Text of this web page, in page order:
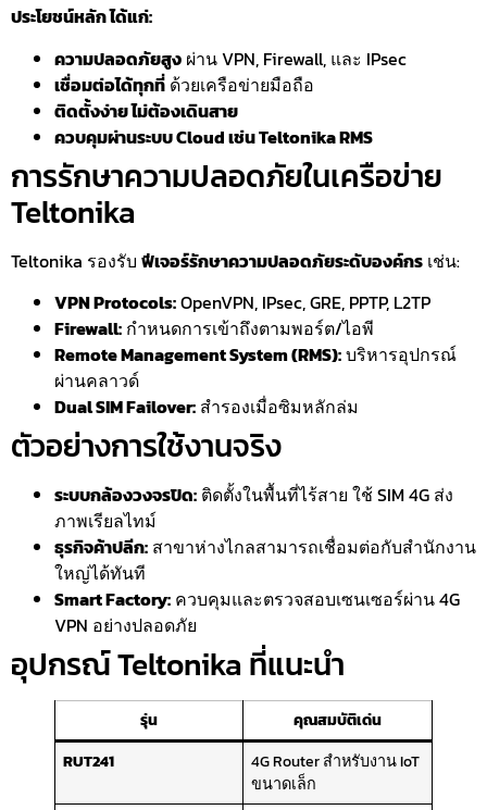
ประโยชน์หลัก ได้แก่:
ความปลอดภัยสูง ผ่าน VPN, Firewall, และ IPsec
เชื่อมต่อได้ทุกที่ ด้วยเครือข่ายมือถือ
ติดตั้งง่าย ไม่ต้องเดินสาย
ควบคุมผ่านระบบ Cloud เช่น Teltonika RMS
การรักษาความปลอดภัยในเครือข่าย
Teltonika
Teltonika รองรับ ฟีเจอร์รักษาความปลอดภัยระดับองค์กร เช่น:
VPN Protocols:OpenVPN, IPsec, GRE, PPTP, L2TP
Firewall: กำหนดการเข้าถึงตามพอร์ต/ไอพี
Remote Management System (RMS):บริหารอุปกรณ์
ผ่านคลาวด์
Dual SIM Failover: สำรองเมื่อซิมหลักล่ม
ตัวอย่างการใช้งานจริง
ระบบกล้องวงจรปิด: ติดตั้งในพื้นที่ไร้สาย ใช้ SIM 4G ส่ง
ภาพเรียลไทม์
ธุรกิจค้าปลีก: สาขาห่างไกลสามารถเชื่อมต่อกับสำนักงาน
ใหญ่ได้ทันที
Smart Factory: ควบคุมและตรวจสอบเซนเซอร์ผ่าน 4G
VPN อย่างปลอดภัย
อุปกรณ์ Teltonika ที่แนะนำ
รุ่น
คุณสมบัติเด่น
RUT241
4G Router สำหรับงาน IoT
ขนาดเล็ก